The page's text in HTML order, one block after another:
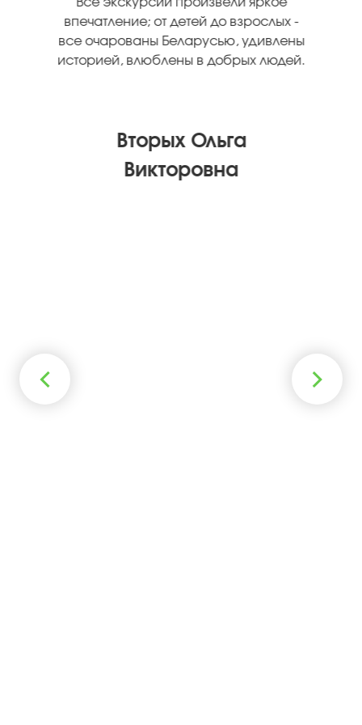
Все экскурсии произвели яркое
впечатление; от детей до взрослых -
все очарованы Беларусью, удивлены
историей, влюблены в добрых людей.
Вторых Ольга
Викторовна